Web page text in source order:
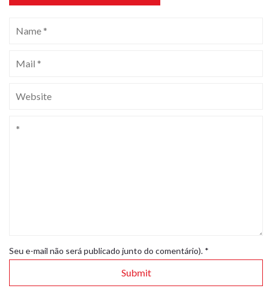
Seu e-mail não será publicado junto do comentário). *